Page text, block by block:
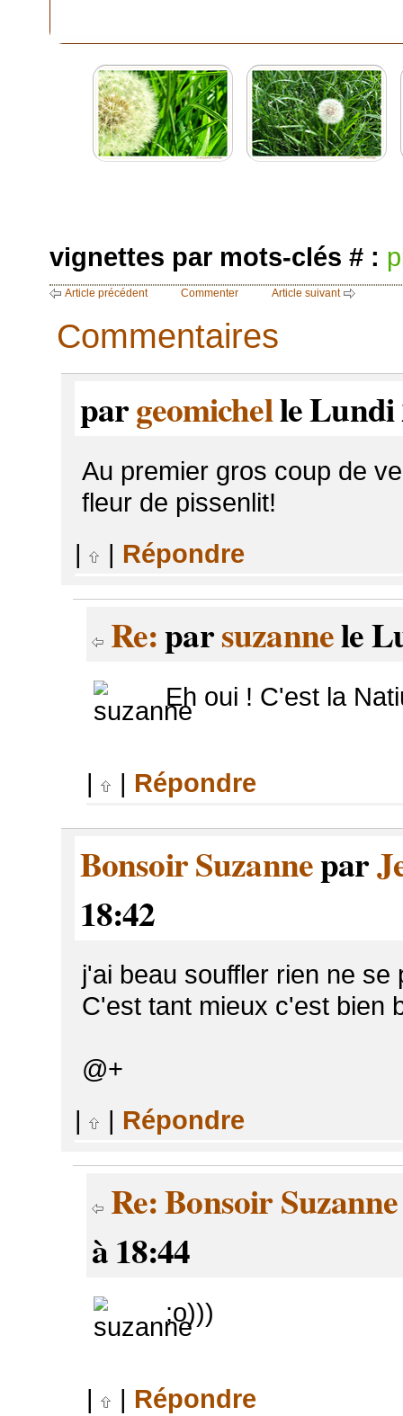
vignettes par mots-clés # :
Article précédent Commenter Article suivant
Commentaires
pargeomichelle Lundi
Au premier gros coup de
fleur de pissenlit!
|
| Répondre
Re:parsuzannele
Eh oui ! C'est la
| | Répondre
Bonsoir Suzannepar
18:42
j'ai beau souffler rien ne se
C'est tant mieux c'est bien
@+
|
| Répondre
Re: Bonsoir Suzanne
à 18:44
;o)))
| | Répondre